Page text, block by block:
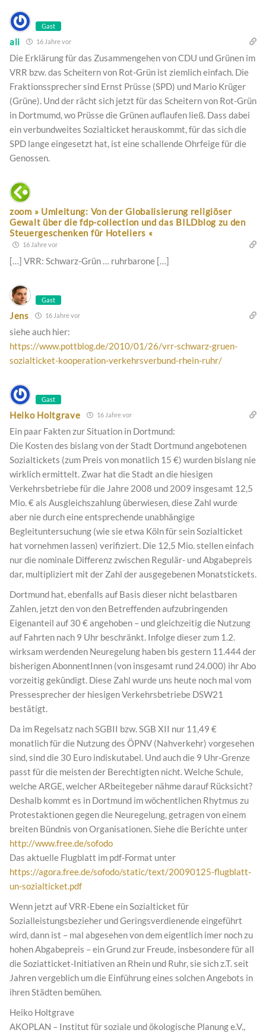
Gast
ali 16 Jahre vor
Die Erklärung für das Zusammengehen von CDU und Grünen im
VRR bzw. das Scheitern von Rot-Grün ist ziemlich einfach. Die
Fraktionssprecher sind Ernst Prüsse (SPD) und Mario Krüger
(Grüne). Und der rächt sich jetzt für das Scheitern von Rot-Grün
in Dortmumd, wo Prüsse die Grünen auflaufen ließ. Dass dabei
ein verbundweites Sozialticket herauskommt, für das sich die
SPD lange eingesetzt hat, ist eine schallende Ohrfeige für die
Genossen.
zoom » Umleitung: Von der Globalisierung religiöser
Gewalt über die fdp-collection und das BILDblog zu den
Steuergeschenken für Hoteliers «
16 Jahre vor
[…] VRR: Schwarz-Grün … ruhrbarone […]
Gast
Jens 16 Jahre vor
siehe auch hier:
https://www.pottblog.de/2010/01/26/vrr-schwarz-gruen-
sozialticket-kooperation-verkehrsverbund-rhein-ruhr/
Gast
Heiko Holtgrave 16 Jahre vor
Ein paar Fakten zur Situation in Dortmund:
Die Kosten des bislang von der Stadt Dortmund angebotenen
Sozialtickets (zum Preis von monatlich 15 €) wurden bislang nie
wirklich ermittelt. Zwar hat die Stadt an die hiesigen
Verkehrsbetriebe für die Jahre 2008 und 2009 insgesamt 12,5
Mio. € als Ausgleichszahlung überwiesen, diese Zahl wurde
aber nie durch eine entsprechende unabhängige
Begleituntersuchung (wie sie etwa Köln für sein Sozialticket
hat vornehmen lassen) verifiziert. Die 12,5 Mio. stellen einfach
nur die nominale Differenz zwischen Regulär- und Abgabepreis
dar, multipliziert mit der Zahl der ausgegebenen Monatstickets.
Dortmund hat, ebenfalls auf Basis dieser nicht belastbaren
Zahlen, jetzt den von den Betreffenden aufzubringenden
Eigenanteil auf 30 € angehoben – und gleichzeitig die Nutzung
auf Fahrten nach 9 Uhr beschränkt. Infolge dieser zum 1.2.
wirksam werdenden Neuregelung haben bis gestern 11.444 der
bisherigen AbonnentInnen (von insgesamt rund 24.000) ihr Abo
vorzeitig gekündigt. Diese Zahl wurde uns heute noch mal vom
Pressesprecher der hiesigen Verkehrsbetriebe DSW21
bestätigt.
Da im Regelsatz nach SGBII bzw. SGB XII nur 11,49 €
monatlich für die Nutzung des ÖPNV (Nahverkehr) vorgesehen
sind, sind die 30 Euro indiskutabel. Und auch die 9 Uhr-Grenze
passt für die meisten der Berechtigten nicht. Welche Schule,
welche ARGE, welcher ARbeitegeber nähme darauf Rücksicht?
Deshalb kommt es in Dortmund im wöchentlichen Rhytmus zu
Protestaktionen gegen die Neuregelung, getragen von einem
breiten Bündnis von Organisationen. Siehe die Berichte unter
http://www.free.de/sofodo
Das aktuelle Flugblatt im pdf-Format unter
https://agora.free.de/sofodo/static/text/20090125-flugblatt-
un-sozialticket.pdf
Wenn jetzt auf VRR-Ebene ein Sozialticket für
Sozialleistungsbezieher und Geringsverdienende eingeführt
wird, dann ist – mal abgesehen von dem eigentlich imer noch zu
hohen Abgabepreis – ein Grund zur Freude, insbesondere für all
die Soziatticket-Initiativen an Rhein und Ruhr, sie sich z.T. seit
Jahren vergeblich um die Einführung eines solchen Angebots in
ihren Städten bemühen.
Heiko Holtgrave
AKOPLAN – Institut für soziale und ökologische Planung e.V.,